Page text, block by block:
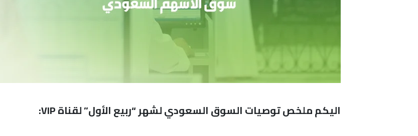
اليكم ملخص توصيات السوق السعودي لشهر “ربيع الأول” لقناة VIP: